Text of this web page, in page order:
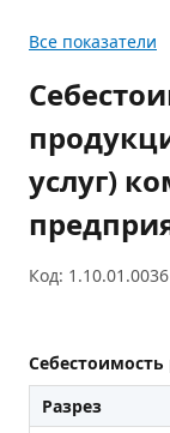
Все показатели
услуг)
Код:
Разрез